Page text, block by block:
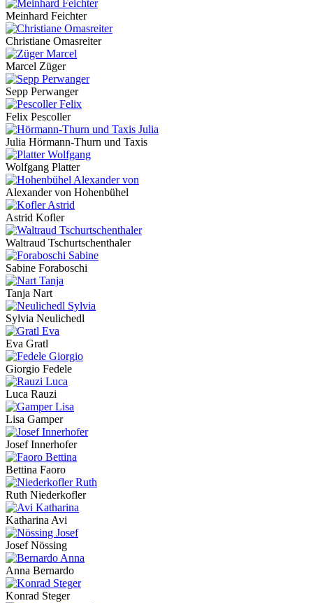
Meinhard Feichter
Christiane Omasreiter
Marcel Züger
Sepp Perwanger
Felix Pescoller
Julia Hörmann-Thurn und Taxis
Wolfgang Platter
Alexander von Hohenbühel
Astrid Kofler
Waltraud Tschurtschenthaler
Sabine Foraboschi
Tanja Nart
Sylvia Neulichedl
Eva Gratl
Giorgio Fedele
Luca Rauzi
Lisa Gamper
Josef Innerhofer
Bettina Faoro
Ruth Niederkofler
Katharina Avi
Josef Nössing
Anna Bernardo
Konrad Steger